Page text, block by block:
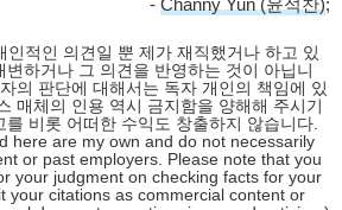
- Channy Yun (윤석찬);
인적인 의견일 뿐 제가 재직했거나 하고 있
하거나 그 의견을 반영하는 것이 아닙니
의 판단에 대해서는 독자 개인의 책임에 있
매체의 인용 역시 금지함을 양해해 주시기
비롯 어떠한 수익도 창출하지 않습니다.
here are my own and do not necessarily
or past employers. Please note that you
your judgment on checking facts for your
your citations as commercial content or